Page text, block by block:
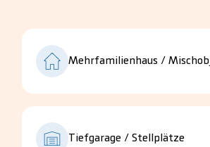
Mehrfamilienhaus /
Tiefgarage / Stellplätze